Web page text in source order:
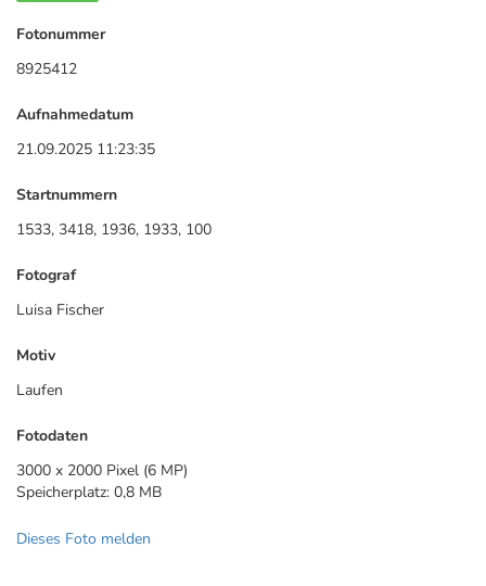
Fotonummer
8925412
Aufnahmedatum
21.09.2025 11:23:35
Startnummern
1533, 3418, 1936, 1933, 100
Fotograf
Luisa Fischer
Motiv
Laufen
Fotodaten
3000 x 2000 Pixel (6 MP)
Speicherplatz: 0,8 MB
Dieses Foto melden